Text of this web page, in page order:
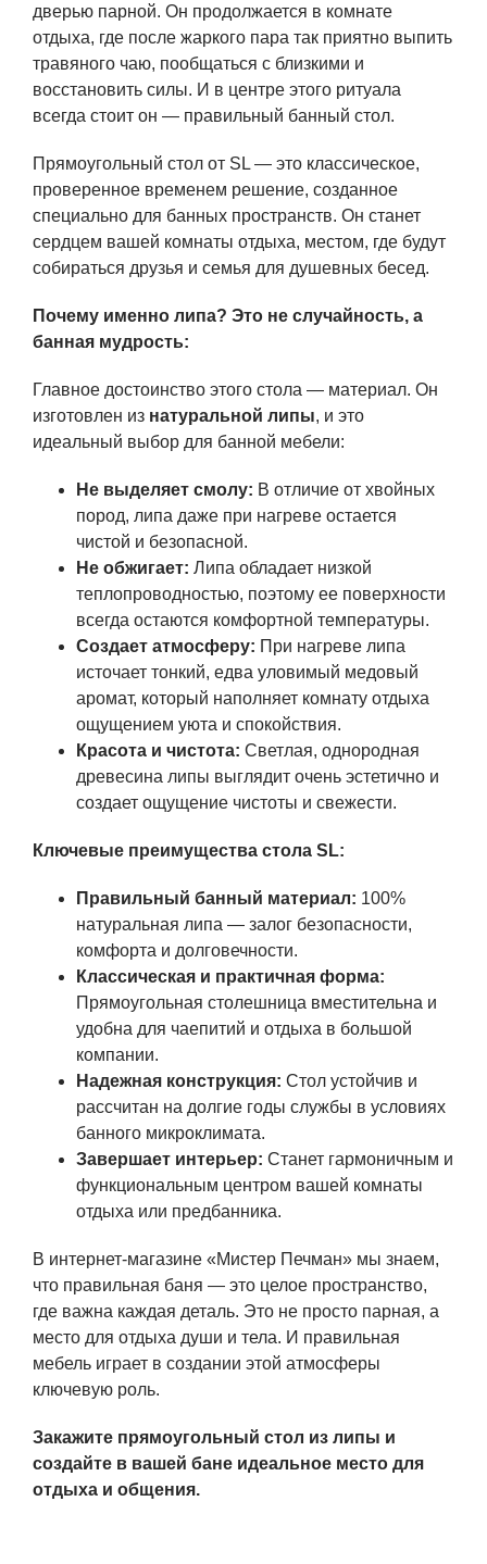
дверью парной. Он продолжается в комнате
отдыха, где после жаркого пара так приятно выпить
травяного чаю, пообщаться с близкими и
восстановить силы. И в центре этого ритуала
всегда стоит он — правильный банный стол.
Прямоугольный стол от SL — это классическое,
проверенное временем решение, созданное
специально для банных пространств. Он станет
сердцем вашей комнаты отдыха, местом, где будут
собираться друзья и семья для душевных бесед.
Почему именно липа? Это не случайность, а
банная мудрость:
Главное достоинство этого стола — материал. Он
изготовлен из натуральной липы, и это
идеальный выбор для банной мебели:
Не выделяет смолу: В отличие от хвойных
пород, липа даже при нагреве остается
чистой и безопасной.
Не обжигает: Липа обладает низкой
теплопроводностью, поэтому ее поверхности
всегда остаются комфортной температуры.
Создает атмосферу: При нагреве липа
источает тонкий, едва уловимый медовый
аромат, который наполняет комнату отдыха
ощущением уюта и спокойствия.
Красота и чистота: Светлая, однородная
древесина липы выглядит очень эстетично и
создает ощущение чистоты и свежести.
Ключевые преимущества стола SL:
Правильный банный материал: 100%
натуральная липа — залог безопасности,
комфорта и долговечности.
Классическая и практичная форма:
Прямоугольная столешница вместительна и
удобна для чаепитий и отдыха в большой
компании.
Надежная конструкция: Стол устойчив и
рассчитан на долгие годы службы в условиях
банного микроклимата.
Завершает интерьер: Станет гармоничным и
функциональным центром вашей комнаты
отдыха или предбанника.
В интернет-магазине «Мистер Печман» мы знаем,
что правильная баня — это целое пространство,
где важна каждая деталь. Это не просто парная, а
место для отдыха души и тела. И правильная
мебель играет в создании этой атмосферы
ключевую роль.
Закажите прямоугольный стол из липы и
создайте в вашей бане идеальное место для
отдыха и общения.